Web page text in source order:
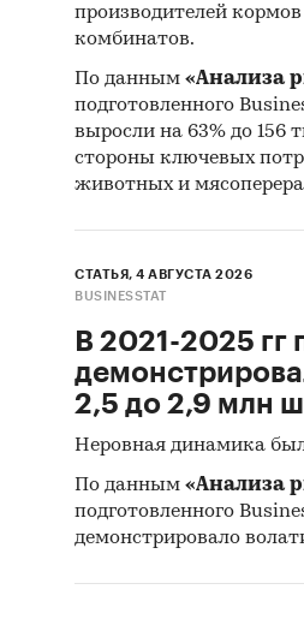
производителей
комбинатов.
По данным «Анализа
подготовленного
выросли на 63% до 156
стороны ключевых
животных и
СТАТЬЯ, 4 АВГУСТА 2026
BUSINESSTAT
В 2021-2025 гг
2,5 до 2,9 млн
Неровная динамика
По данным «Анализа
подготовленного
демонстрировало